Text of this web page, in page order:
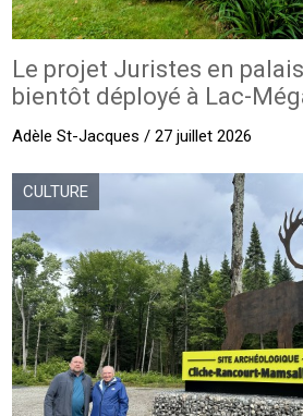
Le projet Juristes en
bientôt déployé à Lac-
Adèle St-Jacques / 27 juillet 2026
CULTURE